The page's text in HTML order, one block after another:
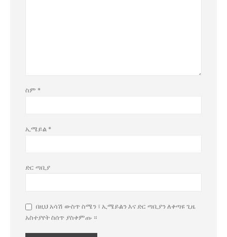
ስም *
ኢሜይል *
ድር ጣቢያ
በዚህ አሳሽ ውስጥ ስሜን ፣ ኢሜይልን እና ድር ጣቢያን ለቀጣዩ ጊዜ
አስተያየት ስሰጥ ያስቀምጡ ።